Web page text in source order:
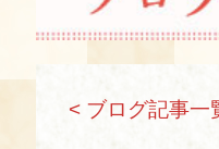
< ブログ記事一